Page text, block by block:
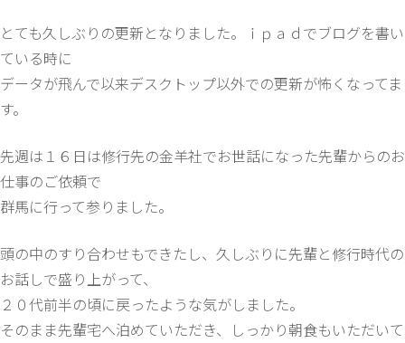
とても久しぶりの更新となりました。ｉｐａｄでブログを書い
ている時に
データが飛んで以来デスクトップ以外での更新が怖くなってま
す。
先週は１６日は修行先の金羊社でお世話になった先輩からのお
仕事のご依頼で
群馬に行って参りました。
頭の中のすり合わせもできたし、久しぶりに先輩と修行時代の
お話しで盛り上がって、
２０代前半の頃に戻ったような気がしました。
そのまま先輩宅へ泊めていただき、しっかり朝食もいただいて